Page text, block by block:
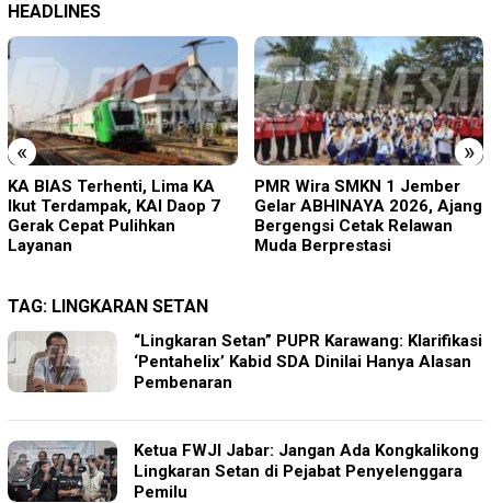
HEADLINES
« »
PMR Wira SMKN 1 Jember
Gelar ABHINAYA 2026, Ajang
Bergengsi Cetak Relawan
Muda Berprestasi
Imigrasi Ponorogo Deportasi
Satu WN Tiongkok
Salahgunakan Ijin Tinggal
TAG: LINGKARAN SETAN
“Lingkaran Setan” PUPR Karawang: Klarifikasi
‘Pentahelix’ Kabid SDA Dinilai Hanya Alasan
Pembenaran
Ketua FWJI Jabar: Jangan Ada Kongkalikong
Lingkaran Setan di Pejabat Penyelenggara
Pemilu